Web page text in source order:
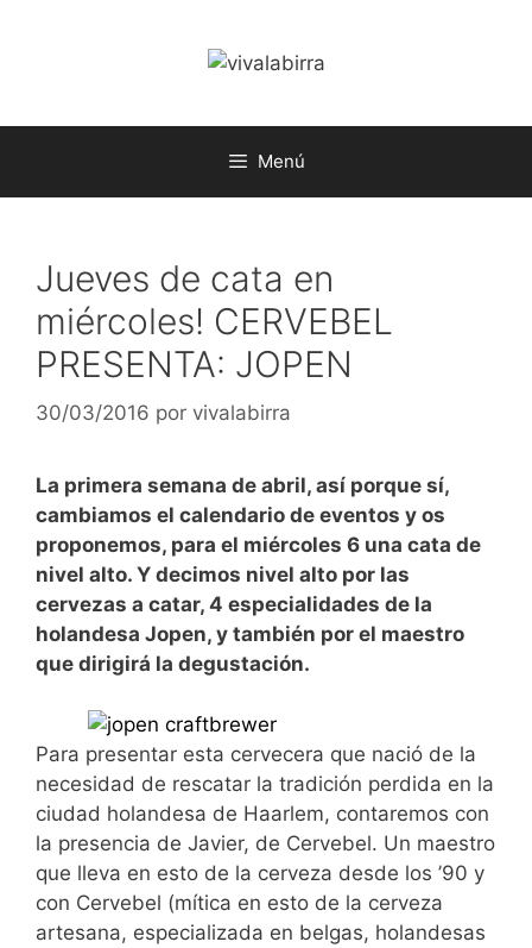
Menú
Jueves de cata en
miércoles! CERVEBEL
PRESENTA: JOPEN
30/03/2016 por vivalabirra
La primera semana de abril, así porque sí,
cambiamos el calendario de eventos y os
proponemos, para el miércoles 6 una cata de
nivel alto. Y decimos nivel alto por las
cervezas a catar, 4 especialidades de la
holandesa Jopen, y también por el maestro
que dirigirá la degustación.
Para presentar esta cervecera que nació de la
necesidad de rescatar la tradición perdida en la
ciudad holandesa de Haarlem, contaremos con
la presencia de Javier, de Cervebel. Un maestro
que lleva en esto de la cerveza desde los ’90 y
con Cervebel (mítica en esto de la cerveza
artesana, especializada en belgas, holandesas